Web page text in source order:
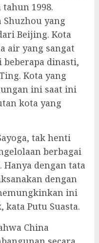
tahun 1998.
Shuzhou yang
Beijing. Kota
air yang sangat
dinasti,
Kota yang
ini saat ini
kota yang
tak henti
berbagai
dengan tata
dengan
ini
kata Putu Suasta.
China